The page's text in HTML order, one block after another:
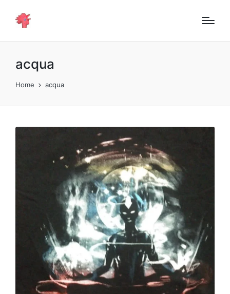
acqua
Home acqua